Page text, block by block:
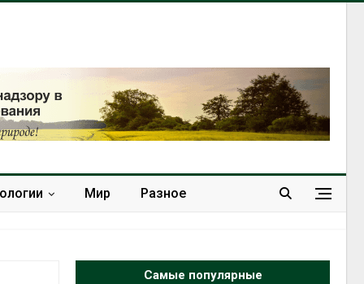
Мир Разное
Самые популярные